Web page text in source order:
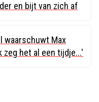
en bijt van zich af
waarschuwt Max
zeg het al een tijdje...'